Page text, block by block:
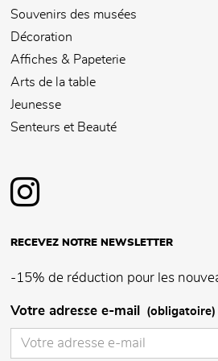
Souvenirs des musées
Décoration
Affiches & Papeterie
Arts de la table
Jeunesse
Senteurs et Beauté
RECEVEZ NOTRE NEWSLETTER
-15% de réduction pour les
Votre adresse e-mail (obligatoire)